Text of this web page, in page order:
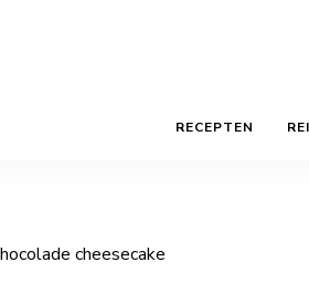
RECEPTEN